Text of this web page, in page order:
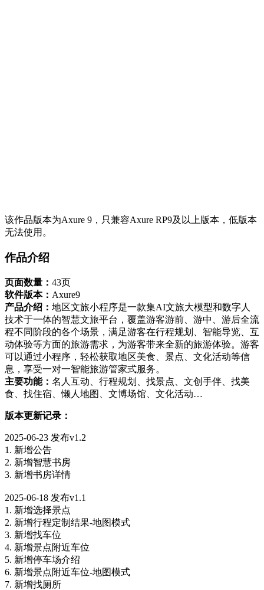
该作品版本为Axure 9，只兼容Axure RP9及以上版本，低版本
无法使用。
作品介绍
页面数量： 43页
软件版本： Axure9
产品介绍： 地区文旅小程序是一款集AI文旅大模型和数字人
技术于一体的智慧文旅平台，覆盖游客游前、游中、游后全流
程不同阶段的各个场景，满足游客在行程规划、智能导览、互
动体验等方面的旅游需求，为游客带来全新的旅游体验。游客
可以通过小程序，轻松获取地区美食、景点、文化活动等信
息，享受一对一智能旅游管家式服务。
主要功能： 名人互动、行程规划、找景点、文创手伴、找美
食、找住宿、懒人地图、文博场馆、文化活动…
版本更新记录：
2025-06-23 发布v1.2
1. 新增公告
2. 新增智慧书房
3. 新增书房详情
2025-06-18 发布v1.1
1. 新增选择景点
2. 新增行程定制结果-地图模式
3. 新增找车位
4. 新增景点附近车位
5. 新增停车场介绍
6. 新增景点附近车位-地图模式
7. 新增找厕所